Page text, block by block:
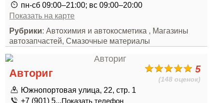
пн-сб 09:00–21:00; вс 09:00–20:00
Показать на карте
Рубрики: Автохимия и автокосметика , Магазины
автозапчастей, Смазочные материалы
5
(148 оценок)
Авториг
Южнопортовая улица, 22, стр. 1
+7 (901) 5...Показать телефон